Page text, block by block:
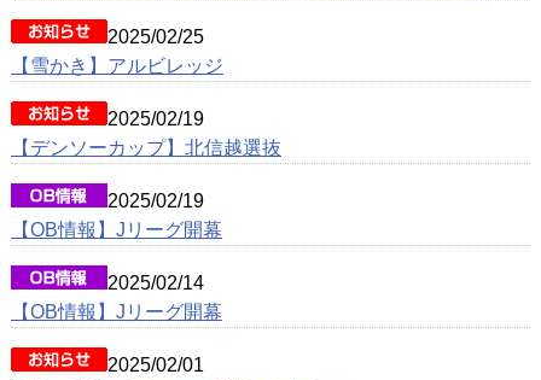
2025/02/25
【雪かき】アルビレッジ
2025/02/19
【デンソーカップ】北信越選抜
2025/02/19
【OB情報】Jリーグ開幕
2025/02/14
【OB情報】Jリーグ開幕
2025/02/01